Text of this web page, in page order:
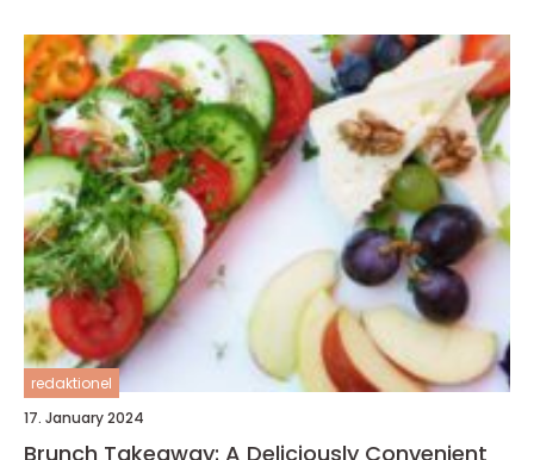
redaktionel
17. January 2024
Brunch Takeaway: A Deliciously Convenient